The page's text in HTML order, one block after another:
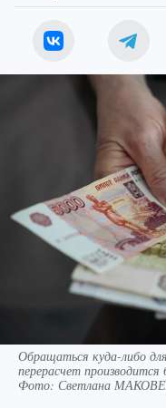
Обращаться куда-либо
перерасчет производится
Фото: Светлана